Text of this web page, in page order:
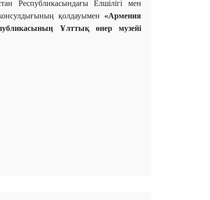
Республикасындағы Елшілігі мен
қолдауымен «Армения
Ұлттық өнер музейі